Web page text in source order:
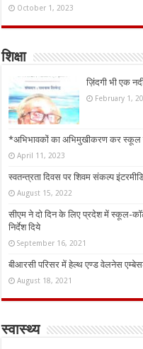
October 1, 2023
शिक्षा
ज़िंदगी भी एक
February 1,
*अभिभावकों का अभिमुखीकरण कर स्कूल
April 11, 2023
स्वतन्त्रता दिवस पर शिवम संकल्प
August 15, 2022
सीएम ने दो दिन के लिए प्रदेश में स्कूल-
निर्देश दिये
September 16, 2021
बीआरसी परिसर में हेल्थ एण्ड वेलनेस
August 18, 2021
स्वास्थ्य